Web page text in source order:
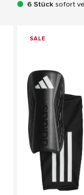
6 Stück sofort
SALE